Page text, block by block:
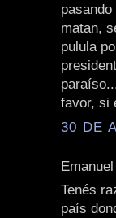
matan,
pulula
favor, si
30 DE
Tenés
país